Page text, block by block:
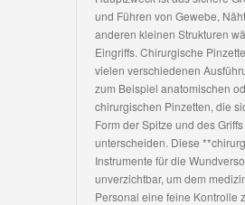
und Führen von Gewebe,
anderen kleinen Strukturen
Eingriffs. Chirurgische
vielen verschiedenen
zum Beispiel anatomischen
chirurgischen Pinzetten, die
Form der Spitze und des Griffs
unterscheiden. Diese
Instrumente für die
unverzichtbar, um dem
Personal eine feine Kontrolle